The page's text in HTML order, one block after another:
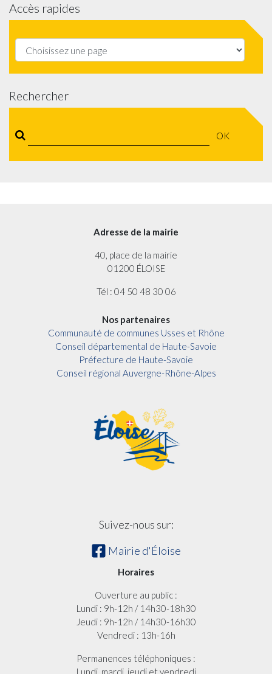
Accès rapides
Rechercher
OK
Adresse de la mairie
40, place de la mairie
01200 ÉLOISE
Tél : 04 50 48 30 06
Nos partenaires
Communauté de communes Usses et Rhône
Conseil départemental de Haute-Savoie
Préfecture de Haute-Savoie
Conseil régional Auvergne-Rhône-Alpes
Suivez-nous sur:
Mairie d'Éloise
Horaires
Ouverture au public :
Lundi : 9h-12h / 14h30-18h30
Jeudi : 9h-12h / 14h30-16h30
Vendredi : 13h-16h
Permanences téléphoniques :
Lundi, mardi, jeudi et vendredi